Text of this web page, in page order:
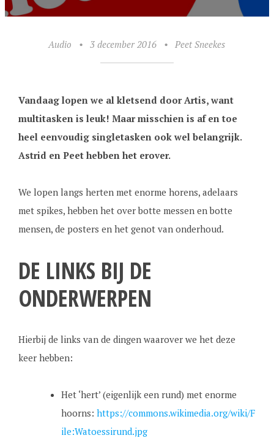
Audio • 3 december 2016 • Peet Sneekes
Vandaag lopen we al kletsend door Artis, want
multitasken is leuk! Maar misschien is af en toe
heel eenvoudig singletasken ook wel belangrijk.
Astrid en Peet hebben het erover.
We lopen langs herten met enorme horens, adelaars
met spikes, hebben het over botte messen en botte
mensen, de posters en het genot van onderhoud.
DE LINKS BIJ DE
ONDERWERPEN
Hierbij de links van de dingen waarover we het deze
keer hebben:
Het ‘hert’ (eigenlijk een rund) met enorme
hoorns: https://commons.wikimedia.org/wiki/F
ile:Watoessirund.jpg